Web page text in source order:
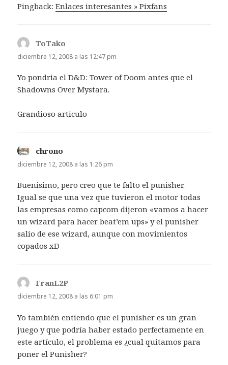
Pingback:Enlaces interesantes » Pixfans
ToTako
diciembre 12, 2008 a las 12:47 pm
Yo pondria el D&D: Tower of Doom antes que el
Shadowns Over Mystara.
Grandioso articulo
chrono
diciembre 12, 2008 a las 1:26 pm
Buenisimo, pero creo que te falto el punisher.
Igual se que una vez que tuvieron el motor todas
las empresas como capcom dijeron «vamos a hacer
un wizard para hacer beat’em ups» y el punisher
salio de ese wizard, aunque con movimientos
copados xD
FranL2P
diciembre 12, 2008 a las 6:01 pm
Yo también entiendo que el punisher es un gran
juego y que podría haber estado perfectamente en
este artículo, el problema es ¿cual quitamos para
poner el Punisher?